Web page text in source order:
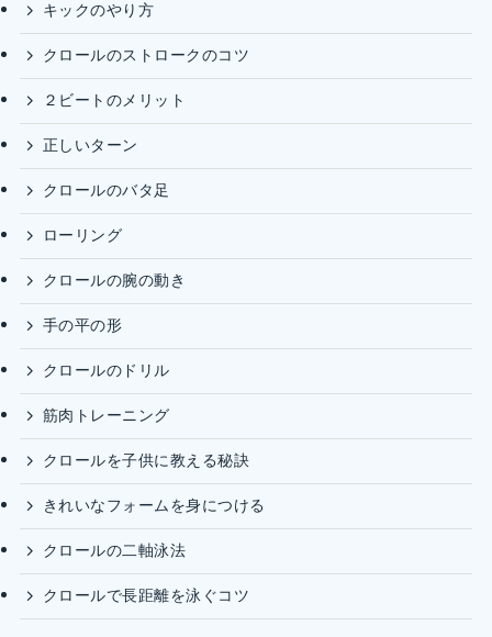
キックのやり方
クロールのストロークのコツ
２ビートのメリット
正しいターン
クロールのバタ足
ローリング
クロールの腕の動き
手の平の形
クロールのドリル
筋肉トレーニング
クロールを子供に教える秘訣
きれいなフォームを身につける
クロールの二軸泳法
クロールで長距離を泳ぐコツ